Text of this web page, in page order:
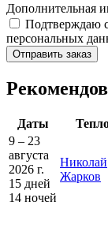
Дополнительная
Подтверждаю
персональных
Отправить заказ
Даты
9 – 23
августа
2026 г.
15 дней
14 ночей
Николай
Жарков